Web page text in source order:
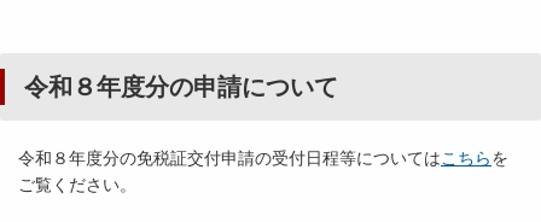
令和８年度分の申請について
令和８年度分の免税証交付申請の受付日程等についてはこちらを
ご覧ください。